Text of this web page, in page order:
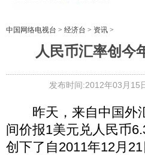
中国网络电视台 > 经济台 > 资讯 >
人民币汇率创今
发布时间:2012年03月15
昨天，来自中国外汇
间价报1美元兑人民币
创下了自2011年12月